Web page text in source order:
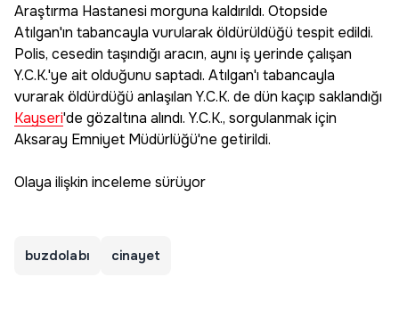
Araştırma Hastanesi morguna kaldırıldı. Otopside
Atılgan'ın tabancayla vurularak öldürüldüğü tespit edildi.
Polis, cesedin taşındığı aracın, aynı iş yerinde çalışan
Y.C.K.'ye ait olduğunu saptadı. Atılgan'ı tabancayla
vurarak öldürdüğü anlaşılan Y.C.K. de dün kaçıp saklandığı
Kayseri'de gözaltına alındı. Y.C.K., sorgulanmak için
Aksaray Emniyet Müdürlüğü'ne getirildi.
Olaya ilişkin inceleme sürüyor
buzdolabı cinayet